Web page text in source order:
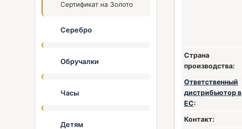
Сертификат на Золото
Серебро
Обручалки
Часы
Детям
Страна
производства:
Ответственный
дистрибьютор в
ЕС:
Контакт: